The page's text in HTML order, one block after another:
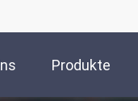
Produkte